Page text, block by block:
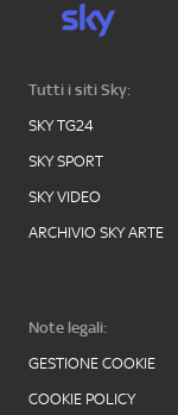
Tutti i siti Sky:
SKY TG24
SKY SPORT
SKY VIDEO
ARCHIVIO SKY ARTE
Note legali:
GESTIONE COOKIE
COOKIE POLICY